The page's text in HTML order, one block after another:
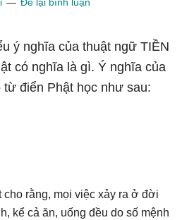
ý nghĩa của thuật ngữ TIỀN
có nghĩa là gì. Ý nghĩa của
điển Phật học như sau:
rằng, mọi việc xảy ra ở đời
kể cả ăn, uống đều do số mệnh